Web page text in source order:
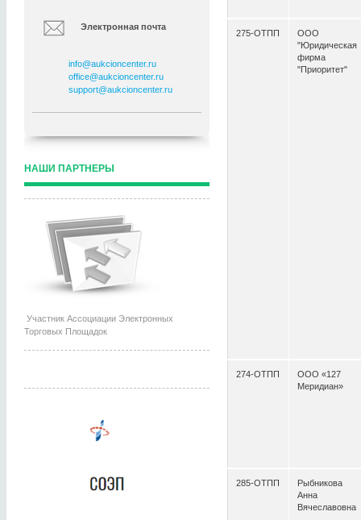
Электронная почта
info@aukcioncenter.ru
office@aukcioncenter.ru
support@aukcioncenter.ru
НАШИ ПАРТНЕРЫ
Участник Ассоциации Электронных
Торговых Площадок
275-ОТПП
ООО
"Юридическая
фирма
"Приоритет"
274-ОТПП
ООО «127
Меридиан»
285-ОТПП
Рыбникова
Анна
Вячеславовна